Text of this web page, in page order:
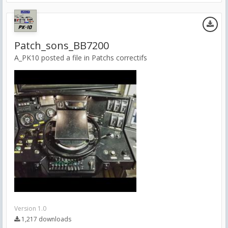
Patch_sons_BB7200
A_PK10 posted a file in Patchs correctifs
Version 1.0
1,217 downloads